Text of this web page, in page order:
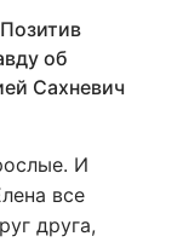
об
Сахневич
И
все
друга,